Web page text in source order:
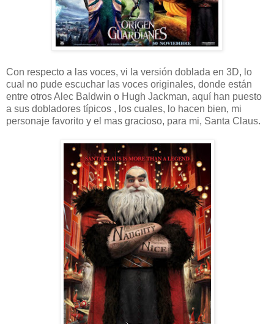
Con respecto a las voces, vi la versión doblada en 3D, lo
cual no pude escuchar las voces originales, donde están
entre otros Alec Baldwin o Hugh Jackman, aquí han puesto
a sus dobladores típicos , los cuales, lo hacen bien, mi
personaje favorito y el mas gracioso, para mi, Santa Claus.